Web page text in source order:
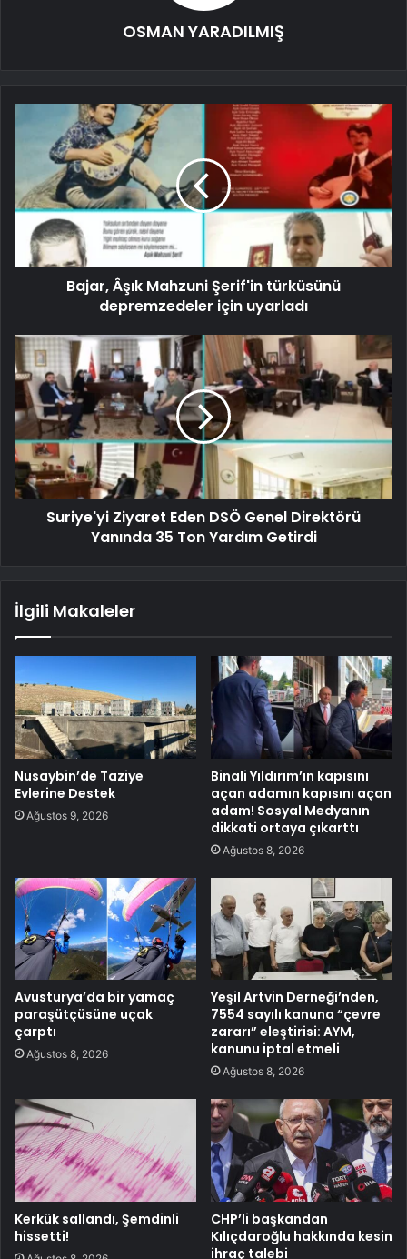
OSMAN YARADILMIŞ
Bajar, Âşık Mahzuni Şerif'in türküsünü
depremzedeler için uyarladı
Suriye'yi Ziyaret Eden DSÖ Genel Direktörü
Yanında 35 Ton Yardım Getirdi
İlgili Makaleler
Nusaybin’de Taziye
Evlerine Destek
Ağustos 9, 2026
Binali Yıldırım’ın kapısını
açan adamın kapısını açan
adam! Sosyal Medyanın
dikkati ortaya çıkarttı
Ağustos 8, 2026
Avusturya’da bir yamaç
paraşütçüsüne uçak
çarptı
Ağustos 8, 2026
Yeşil Artvin Derneği’nden,
7554 sayılı kanuna “çevre
zararı” eleştirisi: AYM,
kanunu iptal etmeli
Ağustos 8, 2026
Kerkük sallandı, Şemdinli
hissetti!
CHP’li başkandan
Kılıçdaroğlu hakkında kesin
ihraç talebi